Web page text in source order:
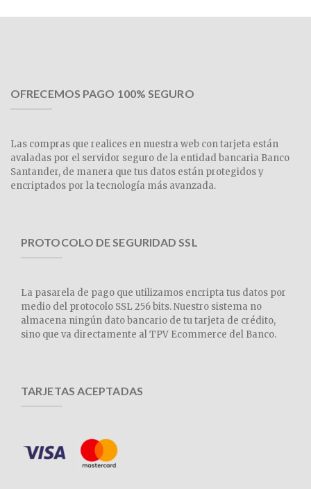
OFRECEMOS PAGO 100% SEGURO
Las compras que realices en nuestra web con tarjeta están
avaladas por el servidor seguro de la entidad bancaria Banco
Santander, de manera que tus datos están protegidos y
encriptados por la tecnología más avanzada.
PROTOCOLO DE SEGURIDAD SSL
La pasarela de pago que utilizamos encripta tus datos por
medio del protocolo SSL 256 bits. Nuestro sistema no
almacena ningún dato bancario de tu tarjeta de crédito,
sino que va directamente al TPV Ecommerce del Banco.
TARJETAS ACEPTADAS